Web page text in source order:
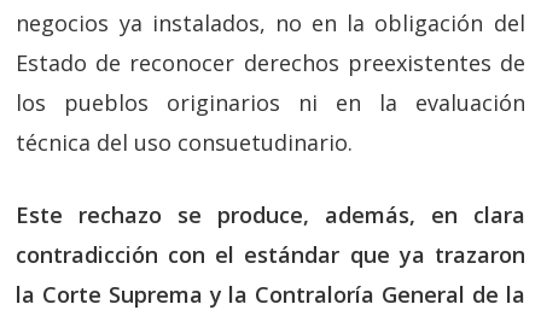
negocios ya instalados, no en la obligación del
Estado de reconocer derechos preexistentes de
los pueblos originarios ni en la evaluación
técnica del uso consuetudinario.
Este rechazo se produce, además, en clara
contradicción con el estándar que ya trazaron
la Corte Suprema y la Contraloría General de la